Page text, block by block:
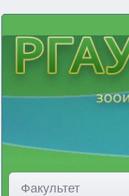
Факультет